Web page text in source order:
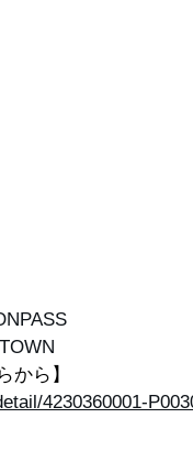
から】
4230360001-